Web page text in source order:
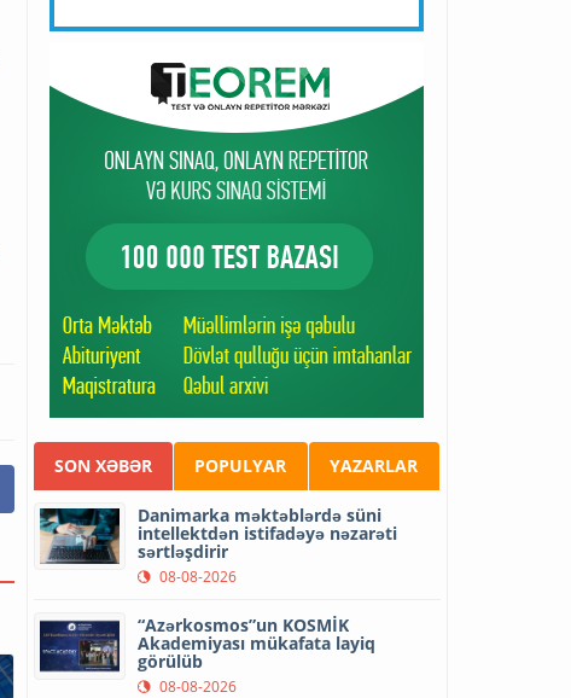
SON XƏBƏR POPULYAR YAZARLAR
Danimarka məktəblərdə süni
intellektdən istifadəyə nəzarəti
sərtləşdirir
08-08-2026
“Azərkosmos”un KOSMİK
Akademiyası mükafata layiq
görülüb
08-08-2026